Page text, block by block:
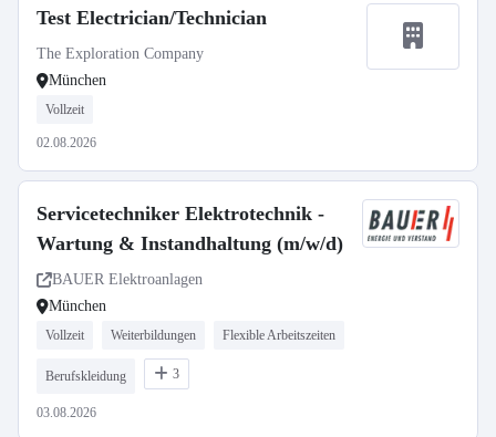
Test Electrician/Technician
The Exploration Company
München
Vollzeit
02.08.2026
Servicetechniker Elektrotechnik -
Wartung & Instandhaltung (m/w/d)
BAUER Elektroanlagen
München
Vollzeit Weiterbildungen Flexible Arbeitszeiten
Berufskleidung 3
03.08.2026